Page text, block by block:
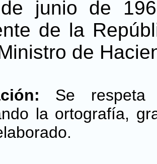
junio de
de la
de
Se respeta
la ortografía,